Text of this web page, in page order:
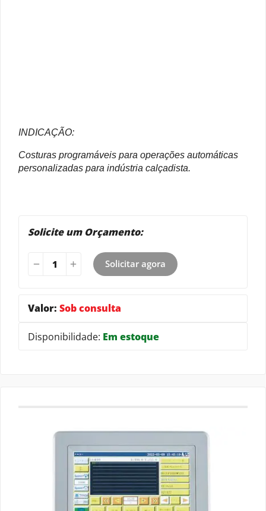
INDICAÇÃO:
Costuras programáveis para operações automáticas
personalizadas para indústria calçadista.
Solicite um Orçamento:
Solicitar agora
Valor: Sob consulta
Disponibilidade: Em estoque